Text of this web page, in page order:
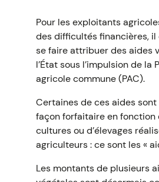
Pour les exploitants
des difficultés financières,
se faire attribuer des aides
l’État sous l’impulsion de la
agricole commune (PAC).
Certaines de ces aides sont
façon forfaitaire en fonction
cultures ou d’élevages
agriculteurs : ce sont les «
Les montants de plusieurs